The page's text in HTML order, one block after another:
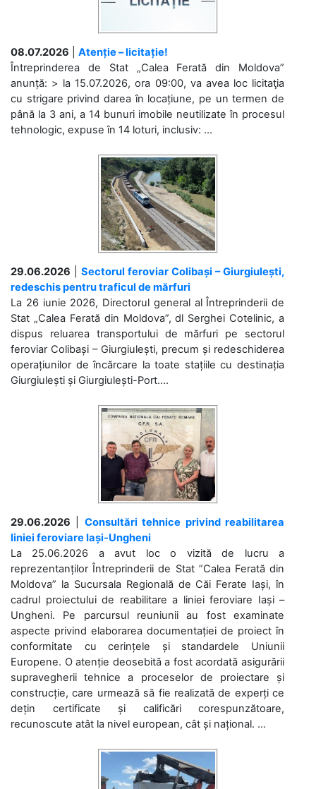
08.07.2026
Atenție – licitație!
Întreprinderea de Stat „Calea Ferată din Moldova”
anunță: > la 15.07.2026, ora 09:00, va avea loc licitaţia
cu strigare privind darea în locațiune, pe un termen de
până la 3 ani, a 14 bunuri imobile neutilizate în procesul
tehnologic, expuse în 14 loturi, inclusiv: ...
29.06.2026
Sectorul feroviar Colibași – Giurgiulești,
redeschis pentru traficul de mărfuri
La 26 iunie 2026, Directorul general al Întreprinderii de
Stat „Calea Ferată din Moldova”, dl Serghei Cotelinic, a
dispus reluarea transportului de mărfuri pe sectorul
feroviar Colibași – Giurgiulești, precum și redeschiderea
operațiunilor de încărcare la toate stațiile cu destinația
Giurgiulești și Giurgiulești-Port....
29.06.2026
Consultări tehnice privind reabilitarea
liniei feroviare Iași-Ungheni
La 25.06.2026 a avut loc o vizită de lucru a
reprezentanților Întreprinderii de Stat ”Calea Ferată din
Moldova” la Sucursala Regională de Căi Ferate Iași, în
cadrul proiectului de reabilitare a liniei feroviare Iași –
Ungheni. Pe parcursul reuniunii au fost examinate
aspecte privind elaborarea documentației de proiect în
conformitate cu cerințele și standardele Uniunii
Europene. O atenție deosebită a fost acordată asigurării
supravegherii tehnice a proceselor de proiectare și
construcție, care urmează să fie realizată de experți ce
dețin certificate și calificări corespunzătoare,
recunoscute atât la nivel european, cât și național. ...